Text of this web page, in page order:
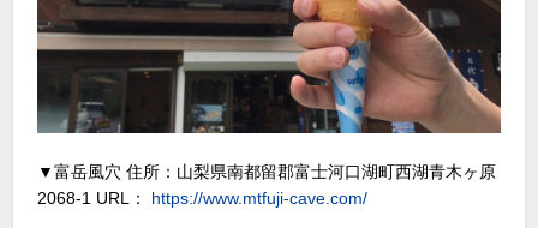
▼富岳風穴 住所：山梨県南都留郡富士河口湖町西湖青木ヶ原
2068-1 URL：
https://www.mtfuji-cave.com/